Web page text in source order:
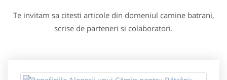
Te invitam sa citesti articole din domeniul camine batrani,
scrise de parteneri si colaboratori.